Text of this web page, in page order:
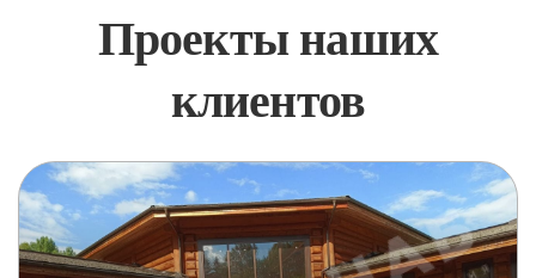
Проекты наших
клиентов